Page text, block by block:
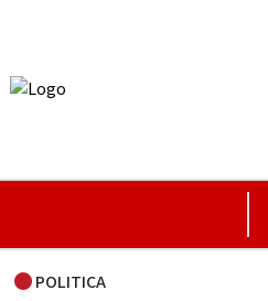
POLITICA